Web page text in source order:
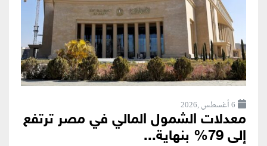
6 أغسطس ,2026
معدلات الشمول المالي في مصر ترتفع
إلى 79% بنهاية...